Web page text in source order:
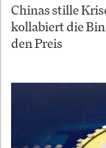
Chinas stille
kollabiert die
den Preis